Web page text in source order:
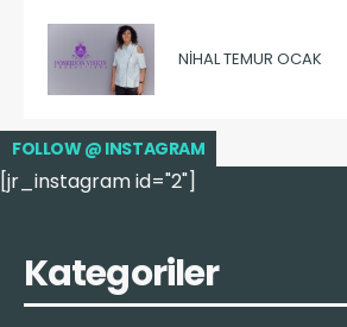
NIHAL TEMUR OCAK
FOLLOW @ INSTAGRAM
[jr_instagram id="2"]
Kategoriler